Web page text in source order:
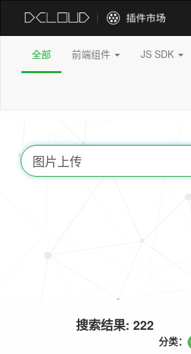
全部 前端组件 JS SDK
搜索结果: 222
分类：